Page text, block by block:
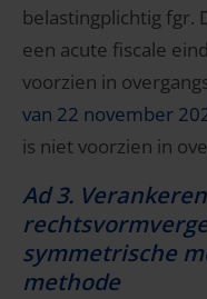
belastingplichtig fgr.
een acute fiscale
voorzien in
van 22 november
is niet voorzien in
Ad 3. Verankeren
symmetrische
methode